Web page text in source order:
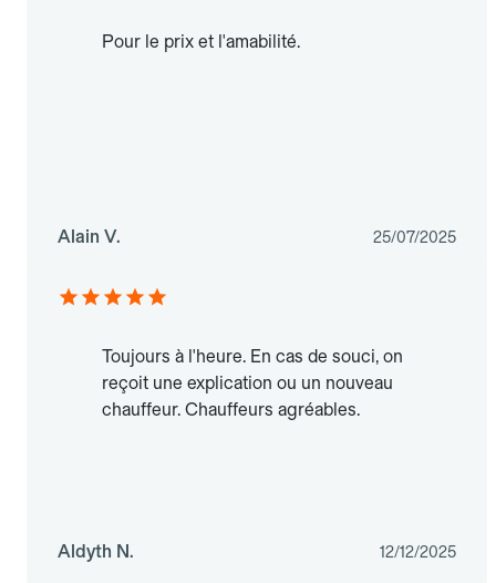
Pour le prix et l'amabilité.
Alain V. 25/07/2025
Toujours à l'heure. En cas de souci, on
reçoit une explication ou un nouveau
chauffeur. Chauffeurs agréables.
Aldyth N. 12/12/2025